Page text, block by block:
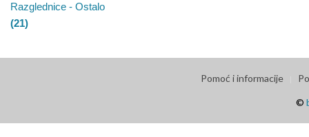
Razglednice - Ostalo
(21)
Pomoć i informacije
©